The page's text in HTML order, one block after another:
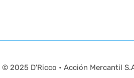
© 2025 D'Ricco • Acción Mercantil